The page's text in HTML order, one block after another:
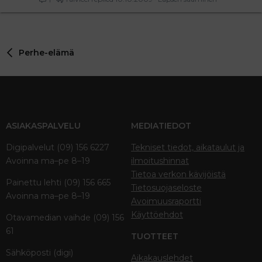
Perhe-elämä
ASIAKASPALVELU
Digipalvelut (09) 156 6227
Avoinna ma–pe 8–19
Painettu lehti (09) 156 665
Avoinna ma–pe 8–19
Otavamedian vaihde (09) 156
61
Sähköposti (digi)
MEDIATIEDOT
Tekniset tiedot, aikataulut ja
ilmoitushinnat
Tietoa verkon kävijöistä
Tietosuojaseloste
Avoimuusraportti
Käyttöehdot
TUOTTEET
Aikakauslehdet